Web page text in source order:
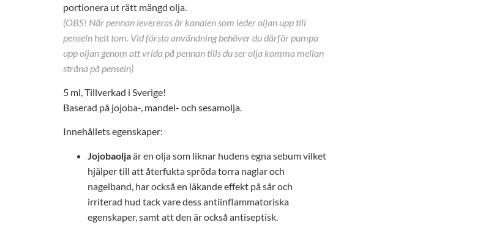
portionera ut rätt mängd olja.
(OBS! När pennan levereras är kanalen som leder oljan upp till
penseln helt tom. Vid första användning behöver du därför pumpa
upp oljan genom att vrida på pennan tills du ser olja komma mellan
stråna på penseln)
5 ml, Tillverkad i Sverige!
Baserad på jojoba-, mandel- och sesamolja.
Innehållets egenskaper:
Jojobaoljaär en olja som liknar hudens egna sebum vilket
hjälper till att återfukta spröda torra naglar och
nagelband, har också en läkande effekt på sår och
irriterad hud tack vare dess antiinflammatoriska
egenskaper, samt att den är också antiseptisk.